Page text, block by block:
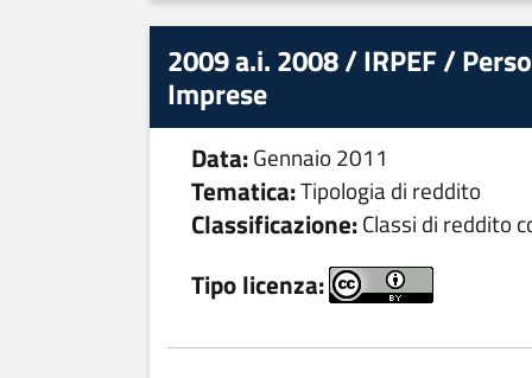
2009 a.i. 2008 / IRPEF /
Imprese
Data:Gennaio 2011
Tematica:Tipologia di reddito
Classificazione:Classi di reddito
Tipo licenza: